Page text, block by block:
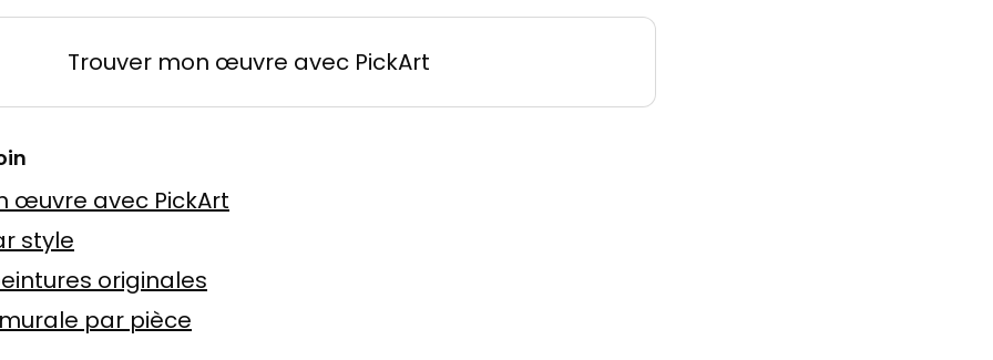
Trouver mon œuvre avec PickArt
œuvre avec PickArt
style
originales
par pièce